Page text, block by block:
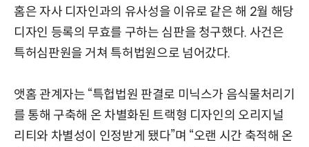
홈은 자사 디자인과의 유사성을 이유로 같은 해 2월 해당
디자인 등록의 무효를 구하는 심판을 청구했다. 사건은
특허심판원을 거쳐 특허법원으로 넘어갔다.
앳홈 관계자는 “특헙법원 판결로 미닉스가 음식물처리기
를 통해 구축해 온 차별화된 트랙형 디자인의 오리지널
리티와 차별성이 인정받게 됐다”며 “오랜 시간 축적해 온